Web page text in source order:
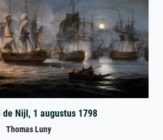
de Nijl, 1 augustus 1798
Thomas Luny